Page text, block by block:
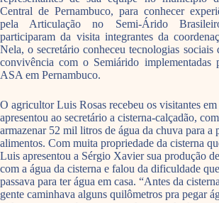
Central de Pernambuco, para conhecer
pela Articulação no Semi-Árido
participaram da visita integrantes da
Nela, o secretário conheceu tecnologias sociais
convivência com o Semiárido implementadas
ASA em Pernambuco.
O agricultor Luis Rosas recebeu os visitantes
apresentou ao secretário a cisterna-calçadão,
armazenar 52 mil litros de água da chuva para a
alimentos. Com muita propriedade da cisterna
Luis apresentou a Sérgio Xavier sua produção
com a água da cisterna e falou da dificuldade
passava para ter água em casa. “Antes da
gente caminhava alguns quilômetros pra pegar